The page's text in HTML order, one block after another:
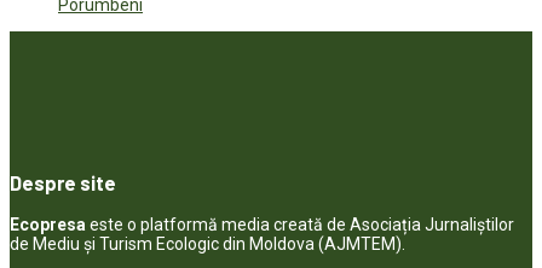
Porumbeni
Despre site
Ecopresa este o platformă media creată de Asociația Jurnaliștilor
de Mediu și Turism Ecologic din Moldova (AJMTEM).